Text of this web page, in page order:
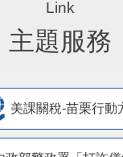
主題服務
美課關稅-苗栗行動